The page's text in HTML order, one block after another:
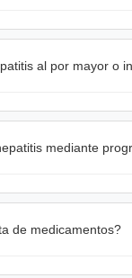
al por mayor o
mediante
de medicamentos?